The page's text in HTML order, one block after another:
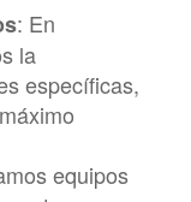
: En
la
específicas,
equipos